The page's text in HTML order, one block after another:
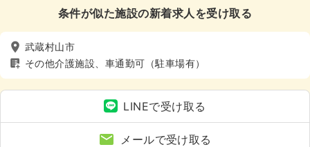
条件が似た施設の新着求人を受け取る
武蔵村山市
その他介護施設、車通勤可（駐車場有）
LINEで受け取る
メールで受け取る